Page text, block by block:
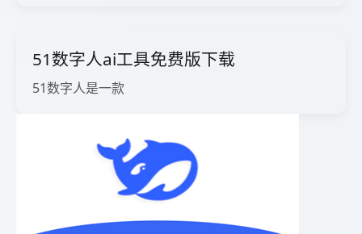
51数字人ai工具免费版下载
51数字人是一款